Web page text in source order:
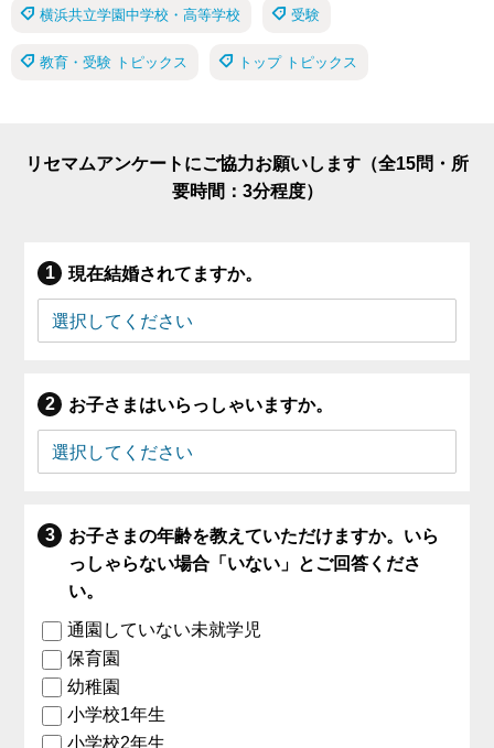
横浜共立学園中学校・高等学校 受験
教育・受験 トピックス トップ トピックス
リセマムアンケートにご協力お願いします（全15問・所
要時間：3分程度）
現在結婚されてますか。
お子さまはいらっしゃいますか。
お子さまの年齢を教えていただけますか。いら
っしゃらない場合「いない」とご回答くださ
い。
通園していない未就学児
保育園
幼稚園
小学校1年生
小学校2年生